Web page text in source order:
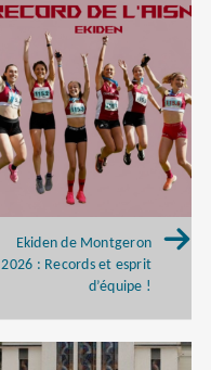
Ekiden de Montgeron
2026 : Records et esprit
d’équipe !